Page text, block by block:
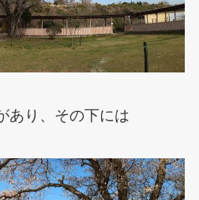
あり、その下には